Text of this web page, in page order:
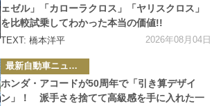
ェゼル」「カローラクロス」「ヤリスクロス」
を比較試乗してわかった本当の価値!!
TEXT: 橋本洋平 2026年08月04日
カ
テ
ゴ
リ
ー
最新自動車ニュース
ホンダ・アコードが50周年で「引き算デザイ
ン」！ 派手さを捨てて高級感を手に入れた一